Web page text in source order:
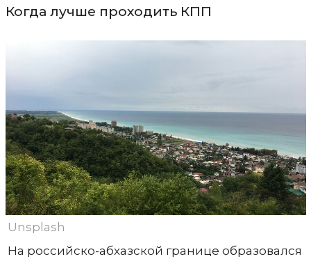
Когда лучше проходить КПП
Unsplash
На российско-абхазской границе образовался